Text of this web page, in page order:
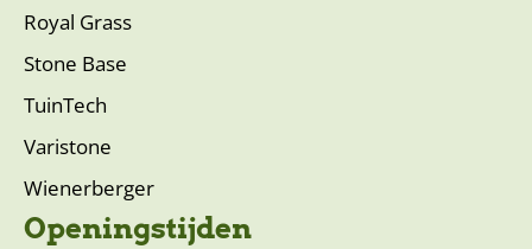
Royal Grass
Stone Base
TuinTech
Varistone
Wienerberger
Openingstijden